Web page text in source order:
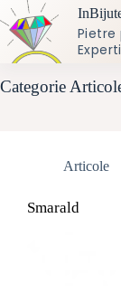
Sari
la
conținut
Pietre
Categorie
Articole
Smarald